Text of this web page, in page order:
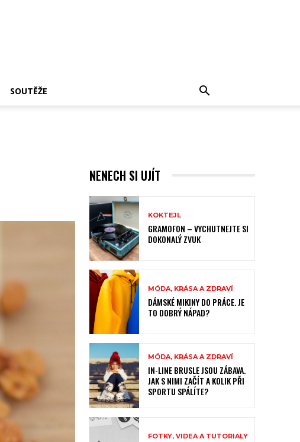
SOUTĚŽE
NENECH SI UJÍT
KOKTEJL
GRAMOFON – VYCHUTNEJTE SI
DOKONALÝ ZVUK
MÓDA, KRÁSA A ZDRAVÍ
DÁMSKÉ MIKINY DO PRÁCE. JE
TO DOBRÝ NÁPAD?
MÓDA, KRÁSA A ZDRAVÍ
IN-LINE BRUSLE JSOU ZÁBAVA.
JAK S NIMI ZAČÍT A KOLIK PŘI
SPORTU SPÁLÍTE?
FOTKY, VIDEA A TUTORIALY